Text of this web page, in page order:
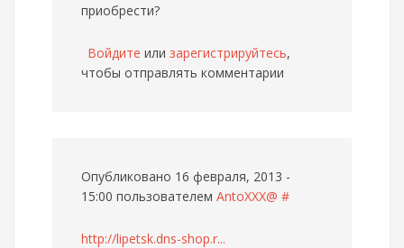
приобрести?
Войдите или зарегистрируйтесь,
чтобы отправлять комментарии
Опубликовано 16 февраля, 2013 -
15:00 пользователем AntoXXX@ #
http://lipetsk.dns-shop.r...